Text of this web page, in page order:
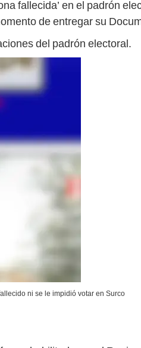
fallecida’ en el padrón
de entregar su
del padrón electoral.
ni se le impidió votar en Surco